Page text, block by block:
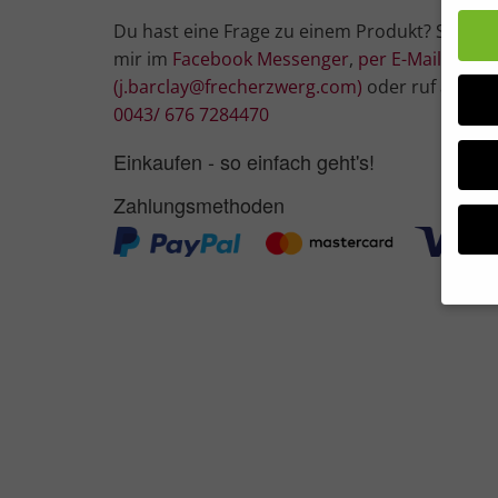
Du hast eine Frage zu einem Produkt? Schreibe
mir im Facebook Messenger, per E-Mail
(j.barclay@frecherzwerg.com) oder ruf an:
0043/ 676 7284470
Einkaufen - so einfach geht's!
Zahlungsmethoden
Wir